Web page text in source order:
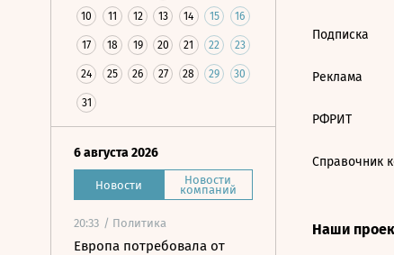
10 11 12 13 14 15 16
17 18 19 20 21 22 23
24 25 26 27 28 29 30
31
6 августа 2026
Новости Новости
компаний
20:33 / Политика
Европа потребовала от
Подписка
Реклама
РФРИТ
Справочник
Наши